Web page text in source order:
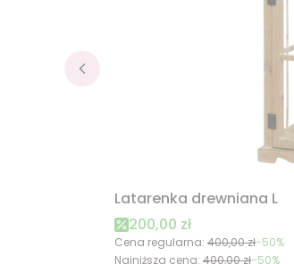
Latarenka drewniana L
Cena promocyjna
200,00 zł
Cena regularna: 400,00 zł-50%
Najniższa cena: 400,00 zł-50%